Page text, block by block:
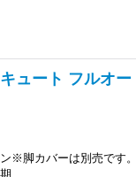
ュート フルオ
※脚カバーは別売です
…